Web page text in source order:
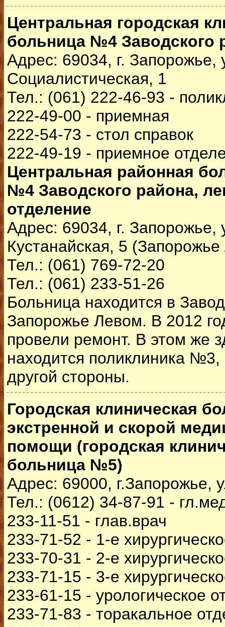
Центральная городская
больница №4 Заводского
Адрес: 69034, г. Запорожье,
Социалистическая, 1
Тел.: (061) 222-46-93 -
222-49-00 - приемная
222-54-73 - стол справок
222-49-19 - приемное
Центральная районная
№4 Заводского района,
отделение
Адрес: 69034, г. Запорожье,
Кустанайская, 5
Тел.: (061) 769-72-20
Тел.: (061) 233-51-26
Больница находится в
Запорожье Левом. В 2012
провели ремонт. В этом же
находится поликлиника №3,
другой стороны.
Городская клиническая
экстренной и скорой
помощи (городская
больница №5)
Адрес: 69000, г.Запорожье,
Тел.: (0612) 34-87-91 -
233-11-51 - глав.врач
233-71-52 - 1-е
233-70-31 - 2-е
233-71-15 - 3-е
233-61-15 - урологическое
233-71-83 - торакальное